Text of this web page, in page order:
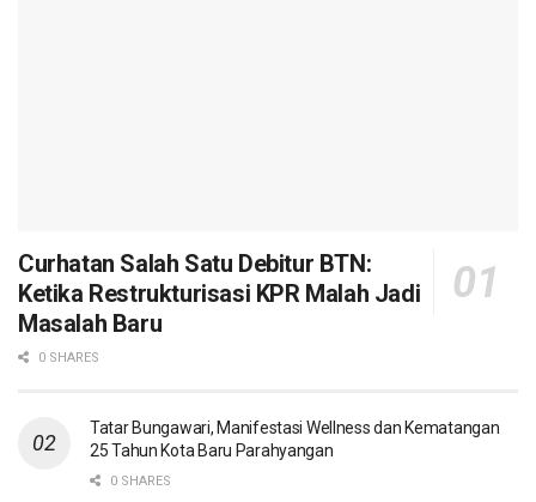
Curhatan Salah Satu Debitur BTN:
Ketika Restrukturisasi KPR Malah Jadi
Masalah Baru
0 SHARES
Tatar Bungawari, Manifestasi Wellness dan Kematangan
25 Tahun Kota Baru Parahyangan
0 SHARES